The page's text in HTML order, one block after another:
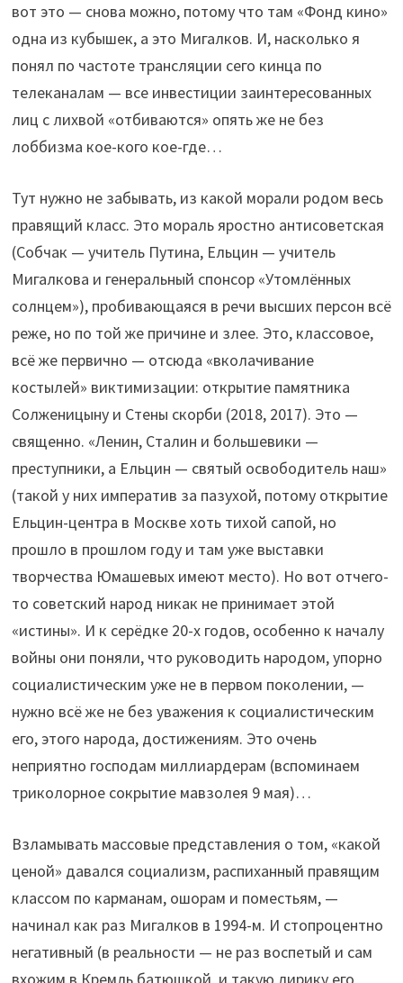
вот это — снова можно, потому что там «Фонд кино»
одна из кубышек, а это Мигалков. И, насколько я
понял по частоте трансляции сего кинца по
телеканалам — все инвестиции заинтересованных
лиц с лихвой «отбиваются» опять же не без
лоббизма кое-кого кое-где…
Тут нужно не забывать, из какой морали родом весь
правящий класс. Это мораль яростно антисоветская
(Собчак — учитель Путина, Ельцин — учитель
Мигалкова и генеральный спонсор «Утомлённых
солнцем»), пробивающаяся в речи высших персон всё
реже, но по той же причине и злее. Это, классовое,
всё же первично — отсюда «вколачивание
костылей» виктимизации: открытие памятника
Солженицыну и Стены скорби (2018, 2017). Это —
священно. «Ленин, Сталин и большевики —
преступники, а Ельцин — святый освободитель наш»
(такой у них императив за пазухой, потому открытие
Ельцин-центра в Москве хоть тихой сапой, но
прошло в прошлом году и там уже выставки
творчества Юмашевых имеют место). Но вот отчего-
то советский народ никак не принимает этой
«истины». И к серёдке 20-х годов, особенно к началу
войны они поняли, что руководить народом, упорно
социалистическим уже не в первом поколении, —
нужно всё же не без уважения к социалистическим
его, этого народа, достижениям. Это очень
неприятно господам миллиардерам (вспоминаем
триколорное сокрытие мавзолея 9 мая)…
Взламывать массовые представления о том, «какой
ценой» давался социализм, распиханный правящим
классом по карманам, ошорам и поместьям, —
начинал как раз Мигалков в 1994-м. И стопроцентно
негативный (в реальности — не раз воспетый и сам